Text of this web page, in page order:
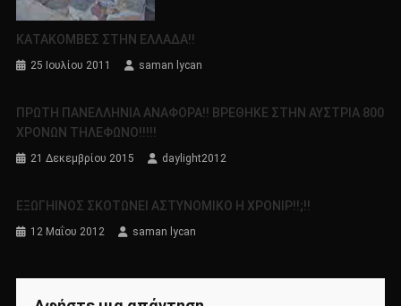
ΚΑΤΑΚΟΜΒΕΣ ΣΤΗΝ ΕΛΛΑΔΑ!!
25 Ιουλίου 2011 saman lycan
ΠΡΩΤΗ ΠΑΝΕΛΛΗΝΙΑ ΑΝΑΦΟΡΑ!! ΒΡΕΘΗΚΕ ΣΤΗΝ ΑΥΣΤΡΙΑ 800
ΧΡΟΝΩΝ ΤΗΛΕΦΩΝΟ!!!!!
21 Δεκεμβρίου 2015 daylight2012
ΕΞΩΓΗΙΝΟΣ ΣΚΟΤΩΝΕΙ ΑΣΤΥΝΟΜΙΚΟ Η ΧΡΟΝΙΡ!!;!!
12 Μαΐου 2012 saman lycan